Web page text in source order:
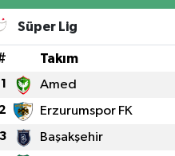
Süper Lig
Takım
1 Amed
Erzurumspor FK
3 Başakşehir